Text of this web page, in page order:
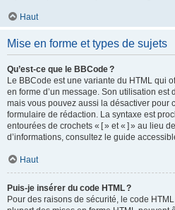
Haut
Mise en forme et types de sujets
Qu’est-ce que le BBCode ?
Le BBCode est une variante du HTML qui
en forme d’un message. Son utilisation est
mais vous pouvez aussi la désactiver pour
formulaire de rédaction. La syntaxe est
entourées de crochets « [ » et « ] » au lieu
d’informations, consultez le guide
Haut
Puis-je insérer du code HTML ?
Pour des raisons de sécurité, le code